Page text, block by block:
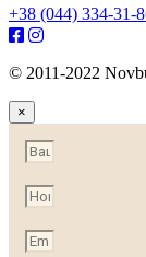
+38 (044) 334-31-
© 2011-2022
×